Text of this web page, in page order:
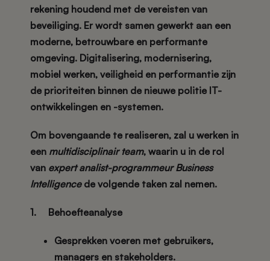
rekening houdend met de vereisten van
beveiliging. Er wordt samen gewerkt aan een
moderne, betrouwbare en performante
omgeving. Digitalisering, modernisering,
mobiel werken, veiligheid en performantie zijn
de prioriteiten binnen de nieuwe politie IT-
ontwikkelingen en -systemen.
Om bovengaande te realiseren, zal u werken in
een multidisciplinair team, waarin u in de rol
van expert analist-programmeur Business
Intelligencede volgende taken zal nemen.
1. Behoefteanalyse
Gesprekken voeren met gebruikers,
managers en stakeholders.